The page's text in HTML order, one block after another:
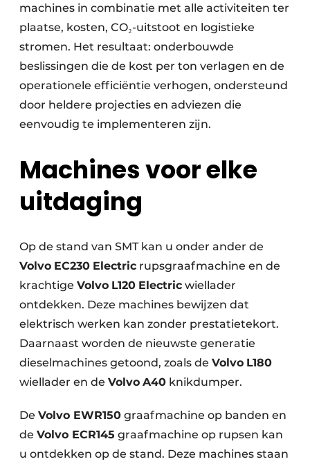
machines in combinatie met alle activiteiten ter
plaatse, kosten, CO₂-uitstoot en logistieke
stromen. Het resultaat: onderbouwde
beslissingen die de kost per ton verlagen en de
operationele efficiëntie verhogen, ondersteund
door heldere projecties en adviezen die
eenvoudig te implementeren zijn.
Machines voor elke
uitdaging
Op de stand van SMT kan u onder ander de
Volvo EC230 Electric rupsgraafmachine en de
krachtige Volvo L120 Electric wiellader
ontdekken. Deze machines bewijzen dat
elektrisch werken kan zonder prestatietekort.
Daarnaast worden de nieuwste generatie
dieselmachines getoond, zoals de Volvo L180
wiellader en de Volvo A40 knikdumper.
De Volvo EWR150 graafmachine op banden en
de Volvo ECR145 graafmachine op rupsen kan
u ontdekken op de stand. Deze machines staan